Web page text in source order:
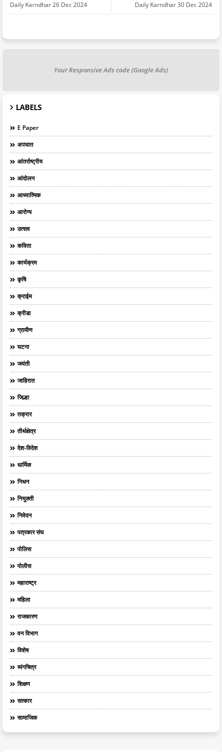
Daily Karndhar 30 Dec 2024
Daily Karndhar 26 Dec 2024
Your Responsive Ads code (Google Ads)
LABELS
E Paper
अपघात
आंतर्राष्ट्रीय
आंदोलन
आध्यात्मिक
आरोग्य
उत्सव
कविता
कार्यक्रम
कृषि
क्राईम
क्रीडा
ग्रामीण
घटना
जयंती
जाहिरात
जिल्हा
तक्रार
तीर्थक्षेत्र
देश-विदेश
धार्मिक
निधन
नियुक्ती
निवेदन
पत्रकार संघ
पोलिस
पोलीस
महाराष्ट्र
महिला
राजकारण
वन विभाग
विशेष
व्यंगचित्र
शिक्षण
सत्कार
सामाजिक